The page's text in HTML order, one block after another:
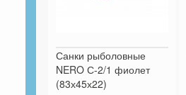
Санки рыболовные
NERO С-2/1 фиолет
(83х45х22)